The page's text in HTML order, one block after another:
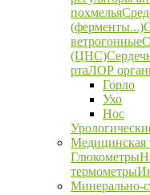
похмелья
(ферменты...)
ветрогонные
(ЦНС)
ртаЛОР
Горло
Ухо
Нос
Медицинская
Глюкометры
термометры
Минерально-